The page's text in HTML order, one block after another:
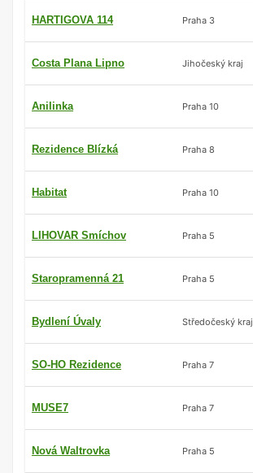
HARTIGOVA 114 Praha 3
Costa Plana Lipno Jihočeský kraj
Anilinka Praha 10
Rezidence Blízká Praha 8
Habitat Praha 10
LIHOVAR Smíchov Praha 5
Staropramenná 21 Praha 5
Bydlení Úvaly Středočeský kraj
SO-HO Rezidence Praha 7
MUSE7 Praha 7
Nová Waltrovka Praha 5